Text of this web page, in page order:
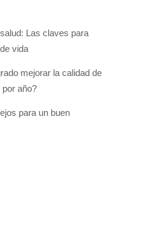
Las claves para
vida
mejorar la calidad de
año?
para un buen